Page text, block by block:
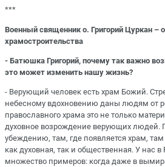
***
Военный священник о. Григорий Цуркан –
храмостроительства
- Батюшка Григорий, почему так важно
это может изменить нашу жизнь?
- Верующий человек есть храм Божий.
небесному вдохновению даны людям от
православного храма это не только
духовное возрождение верующих людей.
убеждению, там, где появляется храм,
как духовная, так и общественная. У нас в
множество примеров: когда даже в